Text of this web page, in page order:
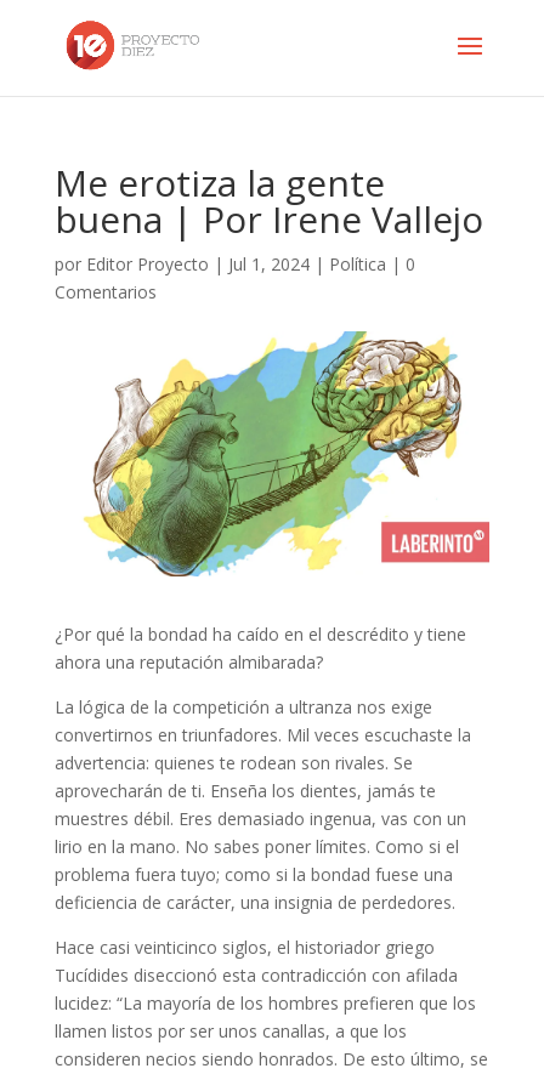
Me erotiza la gente
buena | Por Irene Vallejo
por Editor Proyecto | Jul 1, 2024| Política | 0
Comentarios
¿Por qué la bondad ha caído en el descrédito y tiene
ahora una reputación almibarada?
La lógica de la competición a ultranza nos exige
convertirnos en triunfadores. Mil veces escuchaste la
advertencia: quienes te rodean son rivales. Se
aprovecharán de ti. Enseña los dientes, jamás te
muestres débil. Eres demasiado ingenua, vas con un
lirio en la mano. No sabes poner límites. Como si el
problema fuera tuyo; como si la bondad fuese una
deficiencia de carácter, una insignia de perdedores.
Hace casi veinticinco siglos, el historiador griego
Tucídides diseccionó esta contradicción con afilada
lucidez: “La mayoría de los hombres prefieren que los
llamen listos por ser unos canallas, a que los
consideren necios siendo honrados. De esto último, se